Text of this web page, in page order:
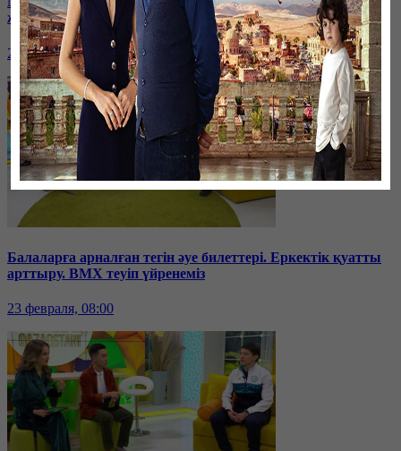
жүгінеді? Көктемгі депрессиямен күрес.
24 февраля, 08:00
Балаларға арналған тегін әуе билеттері. Еркектік қуатты
арттыру. BMX теуіп үйренеміз
23 февраля, 08:00